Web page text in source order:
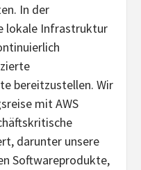
In der
lokale Infrastruktur
bereitzustellen. Wir
mit AWS
darunter unsere
Softwareprodukte,